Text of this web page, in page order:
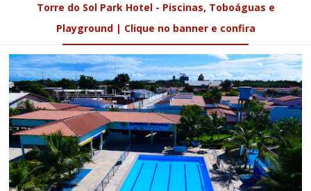
Torre do Sol Park Hotel - Piscinas, Toboáguas e
Playground | Clique no banner e confira